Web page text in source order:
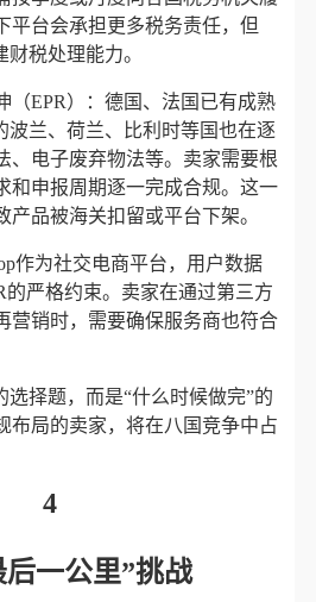
平台会承担更多税务责任，但
税处理能力。
（EPR）：德国、法国已有成熟
波兰、荷兰、比利时等国也在逐
、电子废弃物法等。卖家需要根
和申报周期逐一完成合规。这一
品被海关扣留或平台下架。
作为社交电商平台，用户数据
的严格约束。卖家在通过第三方
营销时，需要确保服务商也符合
选择题，而是“什么时候做完”的
布局的卖家，将在八国竞争中占
4
后一公里”挑战